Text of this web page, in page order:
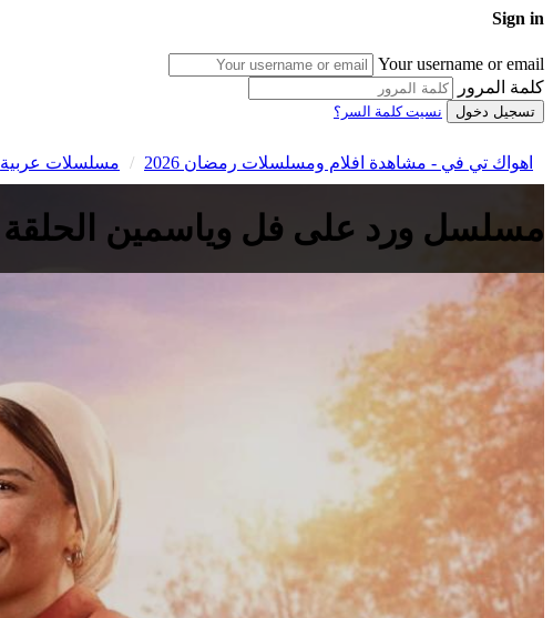
Sign in
Your username or email
كلمة المرور
تسجيل دخول نسيت كلمة السر؟
اهواك تي في - مشاهدة افلام ومسلسلات رمضان 2026 مسلسلات عربية
مسلسل ورد على فل وياسمين الحلقة 2 الثانية HD